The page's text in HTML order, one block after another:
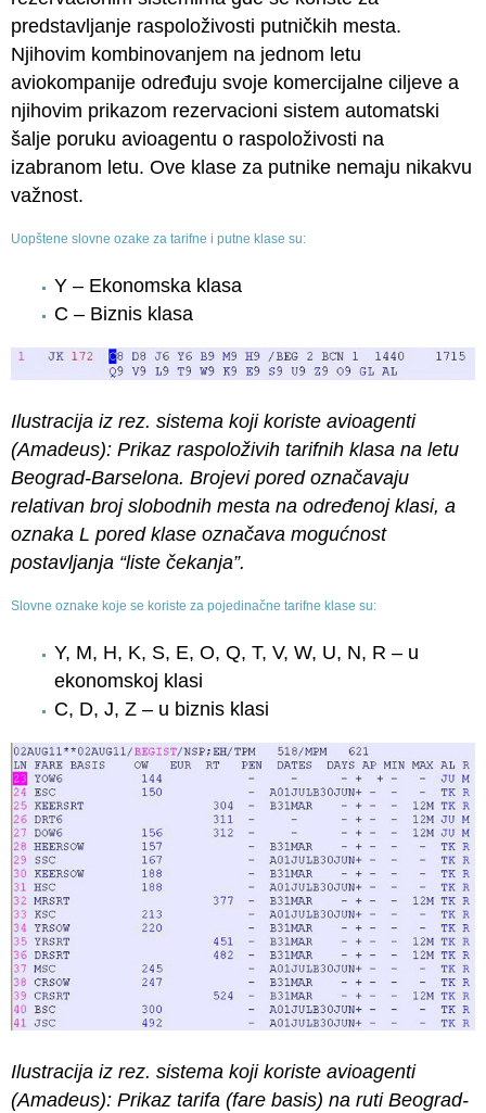
predstavljanje raspoloživosti putničkih mesta.
Njihovim kombinovanjem na jednom letu
aviokompanije određuju svoje komercijalne ciljeve a
njihovim prikazom rezervacioni sistem automatski
šalje poruku avioagentu o raspoloživosti na
izabranom letu. Ove klase za putnike nemaju nikakvu
važnost.
Uopštene slovne ozake za tarifne i putne klase su:
Y – Ekonomska klasa
C – Biznis klasa
Ilustracija iz rez. sistema koji koriste avioagenti
(Amadeus): Prikaz raspoloživih tarifnih klasa na letu
Beograd-Barselona. Brojevi pored označavaju
relativan broj slobodnih mesta na određenoj klasi, a
oznaka L pored klase označava mogućnost
postavljanja “liste čekanja”.
Slovne oznake koje se koriste za pojedinačne tarifne klase su:
Y, M, H, K, S, E, O, Q, T, V, W, U, N, R – u
ekonomskoj klasi
C, D, J, Z – u biznis klasi
Ilustracija iz rez. sistema koji koriste avioagenti
(Amadeus): Prikaz tarifa (fare basis) na ruti Beograd-